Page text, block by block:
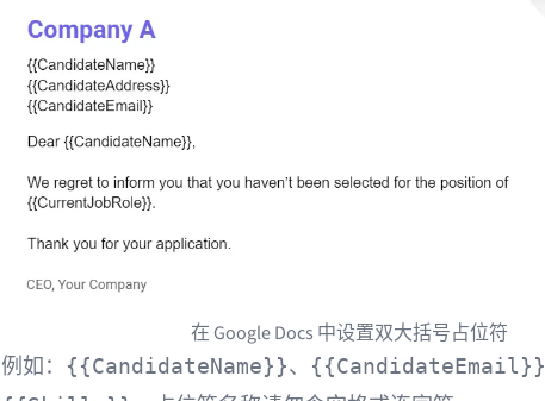
在 Google Docs 中设置双大括号占位符
例如： {{CandidateName}}、 {{CandidateEmail}}